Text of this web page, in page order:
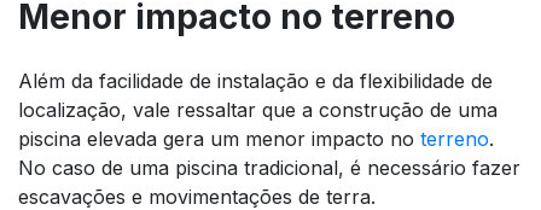
Menor impacto no terreno
Além da facilidade de instalação e da flexibilidade de
localização, vale ressaltar que a construção de uma
piscina elevada gera um menor impacto no terreno.
No caso de uma piscina tradicional, é necessário fazer
escavações e movimentações de terra.